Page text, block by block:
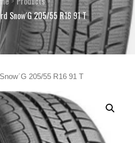
Snow´G 205/55 R16 91 T
205/55 R16 91 T